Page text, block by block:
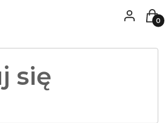
Zaloguj się
się